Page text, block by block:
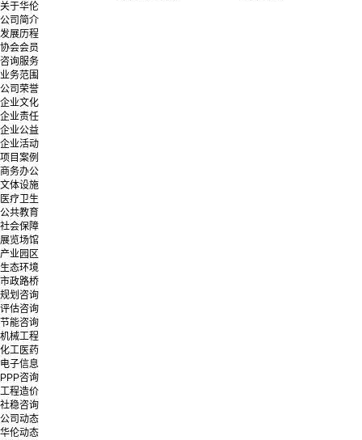
关于华伦
公司简介
发展历程
协会会员
咨询服务
业务范围
公司荣誉
企业文化
企业责任
企业公益
企业活动
项目案例
商务办公
文体设施
医疗卫生
公共教育
社会保障
展览场馆
产业园区
生态环境
市政路桥
规划咨询
评估咨询
节能咨询
机械工程
化工医药
电子信息
PPP咨询
工程造价
社稳咨询
公司动态
华伦动态